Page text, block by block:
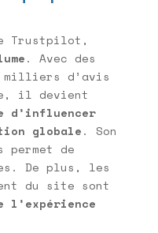
Trustpilot,
. Avec des
milliers d’avis
il devient
globale. Son
permet de
De plus, les
du site sont
l’expérience